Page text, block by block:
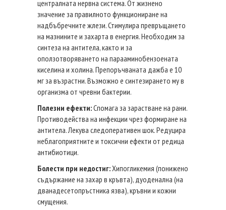
централната нервна система. От жизнено
значение за правилното функциониране на
надбъбречните жлези. Стимулира превръщането
на мазнините и захарта в енергия. Необходим за
синтеза на антитела, както и за
оползотворяването на парааминобензоената
киселина и холина. Препоръчваната дажба е 10
мг за възрастни. Възможно е синтезирането му в
организма от чревни бактерии.
Полезни ефекти:Спомага за зарастване на рани.
Противодейства на инфекции чрез формиране на
антитела. Лекува следоперативен шок. Редуцира
неблагоприятните и токсични ефекти от редица
антибиотици.
Болести при недостиг:Хипогликемия (понижено
съдържание на захар в кръвта), дуоденална (на
дванадесетопръстника язва), кръвни и кожни
смущения.